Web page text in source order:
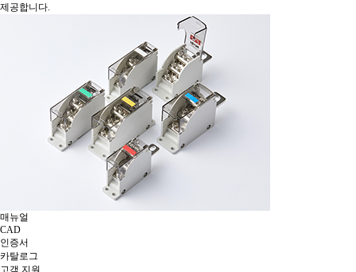
제공합니다.
매뉴얼
CAD
인증서
카탈로그
고객 지원